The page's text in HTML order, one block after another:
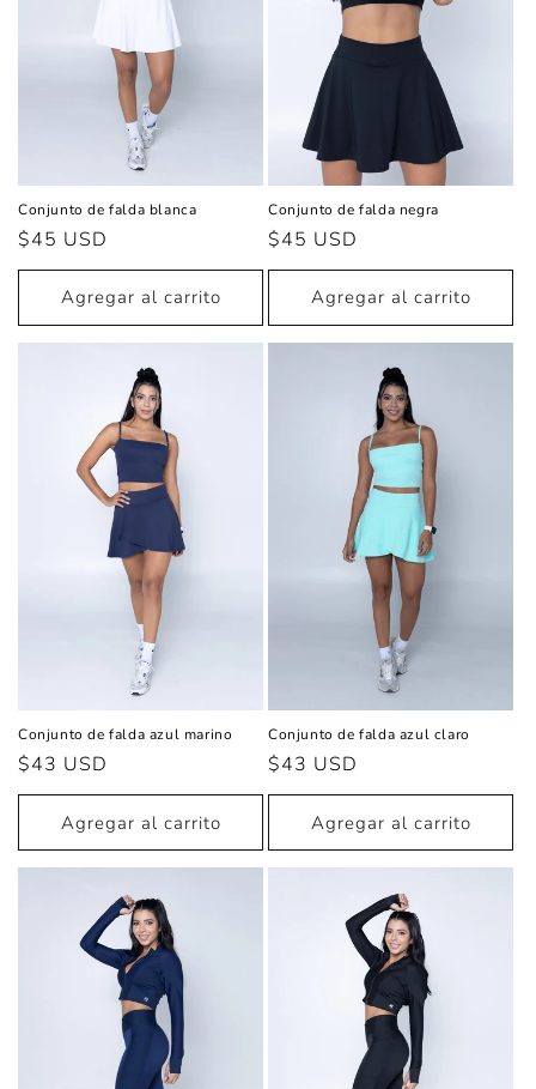
Conjunto de falda blanca
Precio
habitual
$45 USD
Agregar al carrito
Conjunto de falda negra
Precio
habitual
$45 USD
Agregar al carrito
Conjunto de falda azul marino
Precio
habitual
$43 USD
Agregar al carrito
Conjunto de falda azul claro
Precio
habitual
$43 USD
Agregar al carrito